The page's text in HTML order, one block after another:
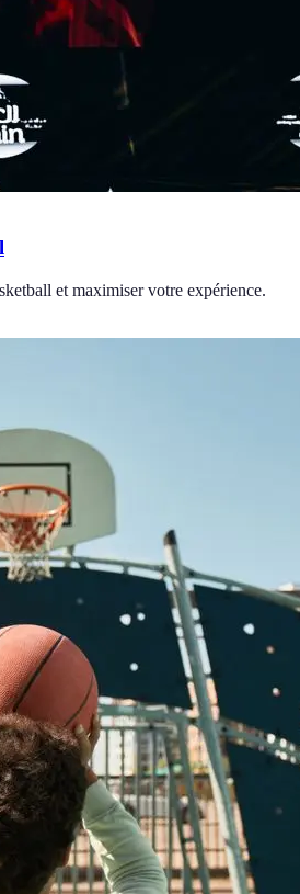
et maximiser votre expérience.